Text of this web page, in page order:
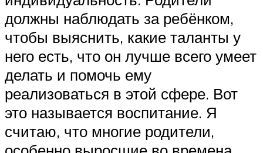
должны наблюдать за ребёнком,
чтобы выяснить, какие таланты у
него есть, что он лучше всего умеет
делать и помочь ему
реализоваться в этой сфере. Вот
это называется воспитание. Я
считаю, что многие родители,